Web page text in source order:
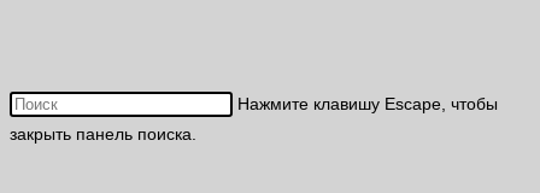
Нажмите клавишу Escape, чтобы
закрыть панель поиска.